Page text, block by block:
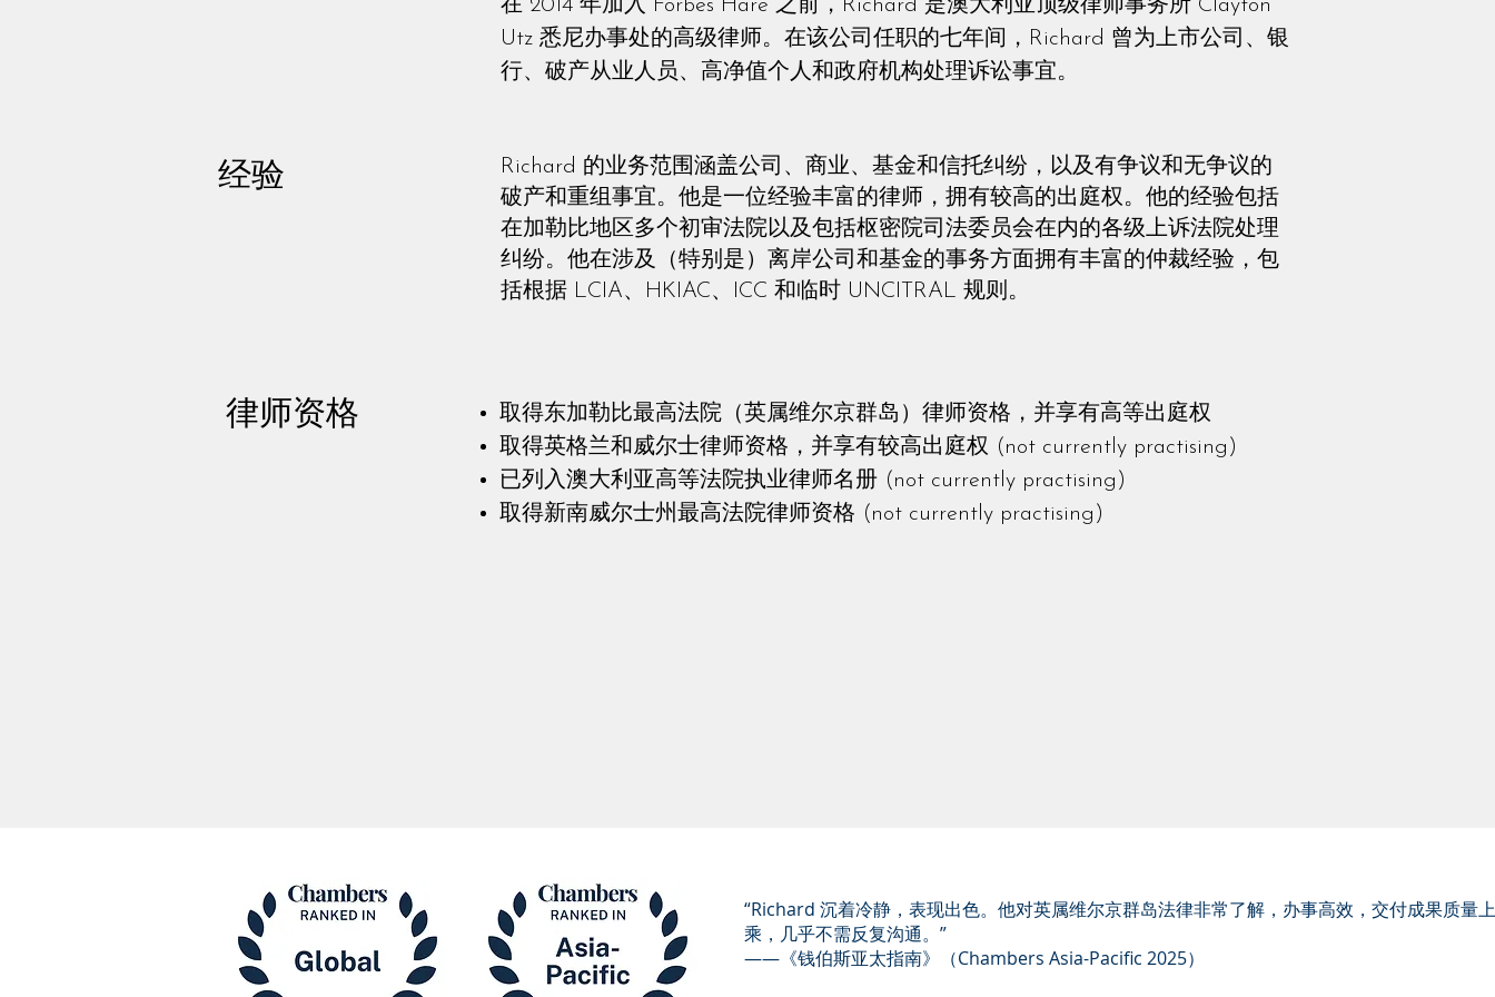
在 2014 年加入 Forbes Hare 之前，Richard 是澳大利亚顶级律师事务所 Clayton
Utz 悉尼办事处的高级律师。在该公司任职的七年间，Richard 曾为上市公司、银
行、破产从业人员、高净值个人和政府机构处理诉讼事宜。
经验
Richard 的业务范围涵盖公司、商业、基金和信托纠纷，以及有争议和无争议的
破产和重组事宜。他是一位经验丰富的律师，拥有较高的出庭权。他的经验包括
在加勒比地区多个初审法院以及包括枢密院司法委员会在内的各级上诉法院处理
纠纷。他在涉及（特别是）离岸公司和基金的事务方面拥有丰富的仲裁经验，包
括根据 LCIA、HKIAC、ICC 和临时 UNCITRAL 规则。
律师资格
取得东加勒比最高法院（英属维尔京群岛）律师资格，并享有高等出庭权
取得英格兰和威尔士律师资格，并享有较高出庭权 (not currently practising)
已列入澳大利亚高等法院执业律师名册 (not currently practising)
取得新南威尔士州最高法院律师资格 (not currently practising)
“Richard 沉着冷静，表现出色。他对英属维尔京群岛法律非常了解，办事高效，交付成果质量上
乘，几乎不需反复沟通。”
——《钱伯斯亚太指南》（Chambers Asia-Pacific 2025）